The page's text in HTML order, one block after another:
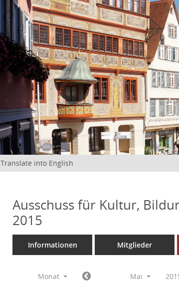
Translate into English
Ausschuss für Kultur,
2015
Informationen Mitglieder
Monat Mai